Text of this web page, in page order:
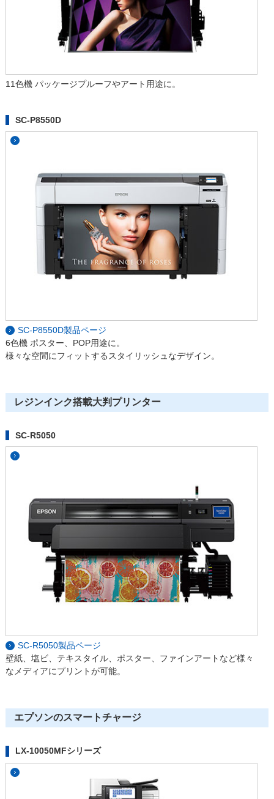
11色機 パッケージプルーフやアート用途に。
SC-P8550D
SC-P8550D製品ページ
6色機 ポスター、POP用途に。
様々な空間にフィットするスタイリッシュなデザイン。
レジンインク搭載大判プリンター
SC-R5050
SC-R5050製品ページ
壁紙、塩ビ、テキスタイル、ポスター、ファインアートなど様々
なメディアにプリントが可能。
エプソンのスマートチャージ
LX-10050MFシリーズ